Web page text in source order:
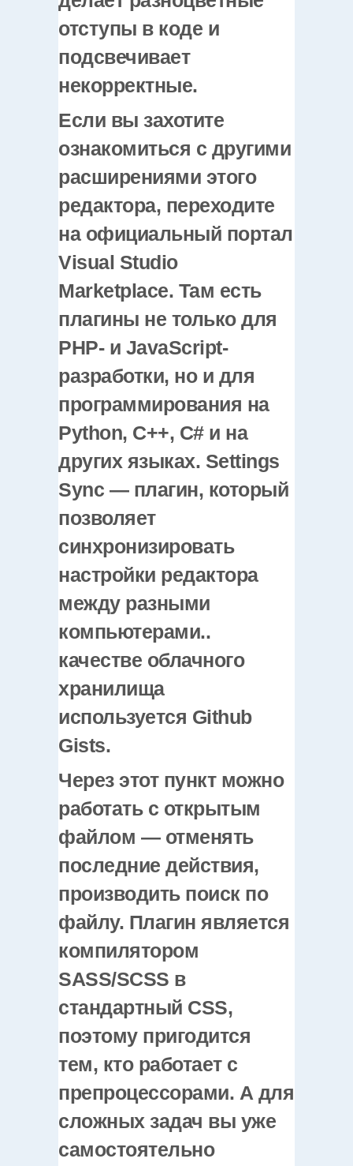
отступы в коде и
подсвечивает
некорректные.
Если вы захотите
ознакомиться с другими
расширениями этого
редактора, переходите
на официальный портал
Visual Studio
Marketplace. Там есть
плагины не только для
PHP- и JavaScript-
разработки, но и для
программирования на
Python, C++, C# и на
других языках. Settings
Sync — плагин, который
позволяет
синхронизировать
настройки редактора
между разными
компьютерами..
качестве облачного
хранилища
используется Github
Gists.
Через этот пункт можно
работать с открытым
файлом — отменять
последние действия,
производить поиск по
файлу. Плагин является
компилятором
SASS/SCSS в
стандартный CSS,
поэтому пригодится
тем, кто работает с
препроцессорами. А для
сложных задач вы уже
самостоятельно